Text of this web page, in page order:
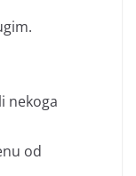
nekoga
od